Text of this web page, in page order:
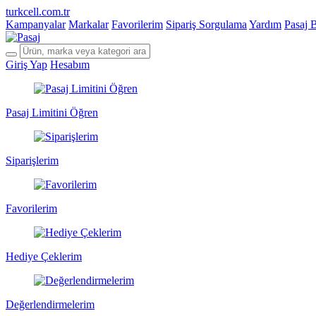
turkcell.com.tr
Kampanyalar Markalar Favorilerim Sipariş Sorgulama Yardım Pasaj
Giriş Yap Hesabım
Pasaj Limitini Öğren
Siparişlerim
Favorilerim
Hediye Çeklerim
Değerlendirmelerim